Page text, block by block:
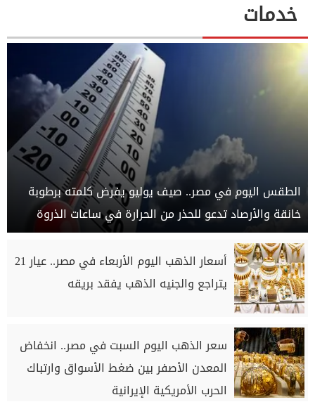
خدمات
الطقس اليوم في مصر.. صيف يوليو يفرض كلمته برطوبة
خانقة والأرصاد تدعو للحذر من الحرارة في ساعات الذروة
أسعار الذهب اليوم الأربعاء في مصر.. عيار 21
يتراجع والجنيه الذهب يفقد بريقه
سعر الذهب اليوم السبت في مصر.. انخفاض
المعدن الأصفر بين ضغط الأسواق وارتباك
الحرب الأمريكية الإيرانية